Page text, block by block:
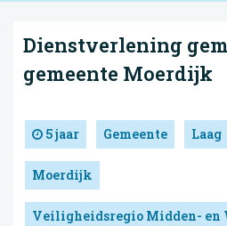
Dienstverlening
gemeente Moerdijk
5 jaar Gemeente Laag
Moerdijk
Veiligheidsregio Midden- en